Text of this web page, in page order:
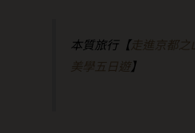
本質旅行【走進京都之
美學五日遊】